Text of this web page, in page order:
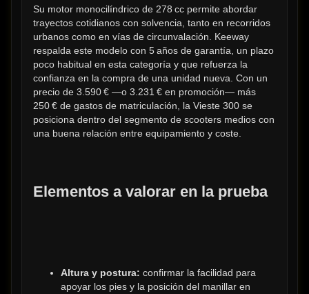
Su motor monocilíndrico de 278 cc permite abordar
trayectos cotidianos con solvencia, tanto en recorridos
urbanos como en vías de circunvalación. Keeway
respalda este modelo con 5 años de garantía, un plazo
poco habitual en esta categoría y que refuerza la
confianza en la compra de una unidad nueva. Con un
precio de 3.590 € —o 3.231 € en promoción— más
250 € de gastos de matriculación, la Vieste 300 se
posiciona dentro del segmento de scooters medios con
una buena relación entre equipamiento y coste.
Elementos a valorar en la prueba
Altura y postura: confirmar la facilidad para
apoyar los pies y la posición del manillar en